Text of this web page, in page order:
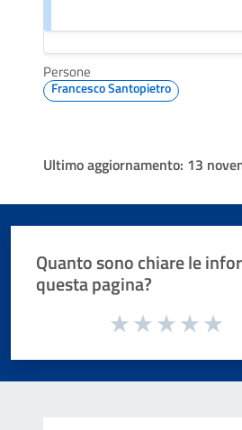
Persone
Francesco Santopietro
Ultimo aggiornamento: 13
Quanto sono chiare le
questa pagina?
Valuta da 1 a 5 stelle la pagina